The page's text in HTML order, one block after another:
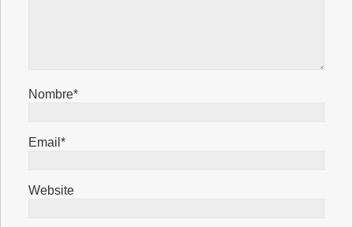
Nombre*
Email*
Website